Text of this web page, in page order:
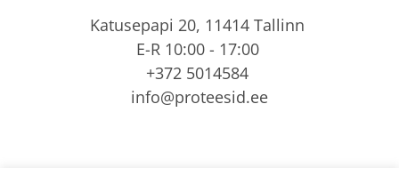
Katusepapi 20, 11414 Tallinn
E-R 10:00 - 17:00
+372 5014584
info@proteesid.ee